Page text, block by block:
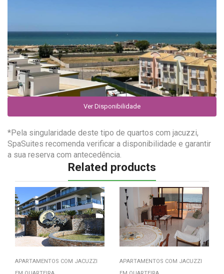
Ver Disponibilidade
*Pela singularidade deste tipo de quartos com jacuzzi,
SpaSuites recomenda verificar a disponibilidade e garantir
a sua reserva com antecedência.
Related products
APARTAMENTOS COM JACUZZI
APARTAMENTOS COM JACUZZI